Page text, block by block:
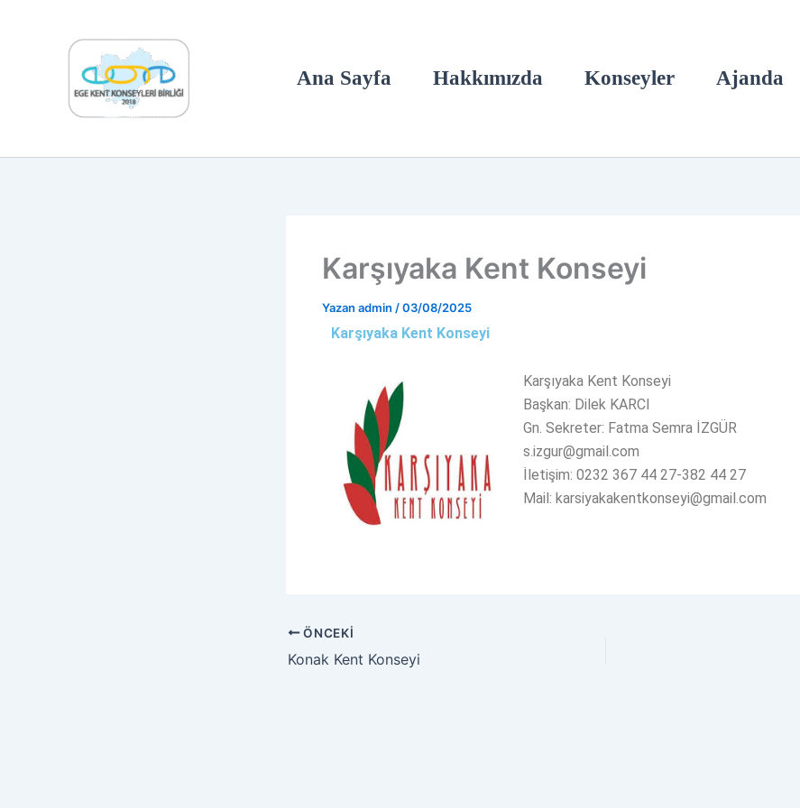
Ana Sayfa Hakkımızda Konseyler Ajanda
Karşıyaka Kent Konseyi
Yazan admin /03/08/2025
Karşıyaka Kent Konseyi
Karşıyaka Kent Konseyi
Başkan: Dilek KARCI
Gn. Sekreter: Fatma Semra İZGÜR
s.izgur@gmail.com
İletişim: 0232 367 44 27-382 44 27
Mail: karsiyakakentkonseyi@gmail.com
ÖNCEKI
Konak Kent Konseyi